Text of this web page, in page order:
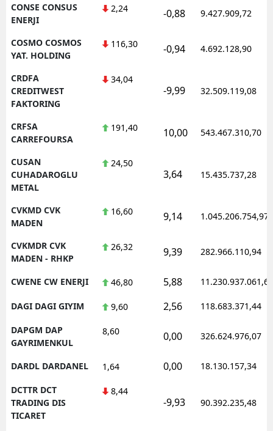
CONSE CONSUS
ENERJI
2,24 -0,88 9.427.909,72
COSMO COSMOS
YAT. HOLDING
116,30 -0,94 4.692.128,90
CRDFA
CREDITWEST
FAKTORING
34,04
-9,99 32.509.119,08
CRFSA
CARREFOURSA
191,40 10,00 543.467.310,70
CUSAN
CUHADAROGLU
METAL
24,50
3,64 15.435.737,28
CVKMD CVK
MADEN
16,60 9,14 1.045.206.754,97
CVKMDR CVK
MADEN - RHKP
26,32 9,39 282.966.110,94
CWENE CW ENERJI 46,80 5,88 11.230.937.061,62
DAGI DAGI GIYIM 9,60 2,56 118.683.371,44
DAPGM DAP
GAYRIMENKUL
8,60 0,00 326.624.976,07
DARDL DARDANEL 1,64 0,00 18.130.157,34
DCTTR DCT
TRADING DIS
TICARET
8,44
-9,93 90.392.235,48